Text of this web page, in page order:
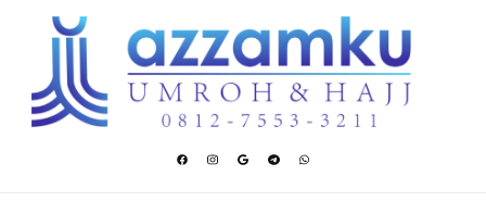
Azzamku Umroh dan Hajj